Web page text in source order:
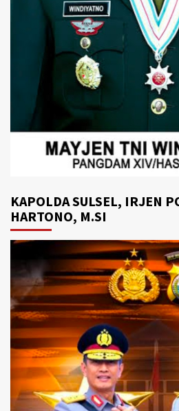
KAPOLDA SULSEL, IRJEN
HARTONO, M.SI